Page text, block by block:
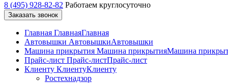
8 (495) 928-82-82 Работаем круглосуточно
Заказать звонок
Главная ГлавнаяГлавная
Автовышки АвтовышкиАвтовышки
Машина прикрытия Машина прикрытияМашина
Прайс-лист Прайс-листПрайс-лист
Клиенту КлиентуКлиенту
Ростехнадзор